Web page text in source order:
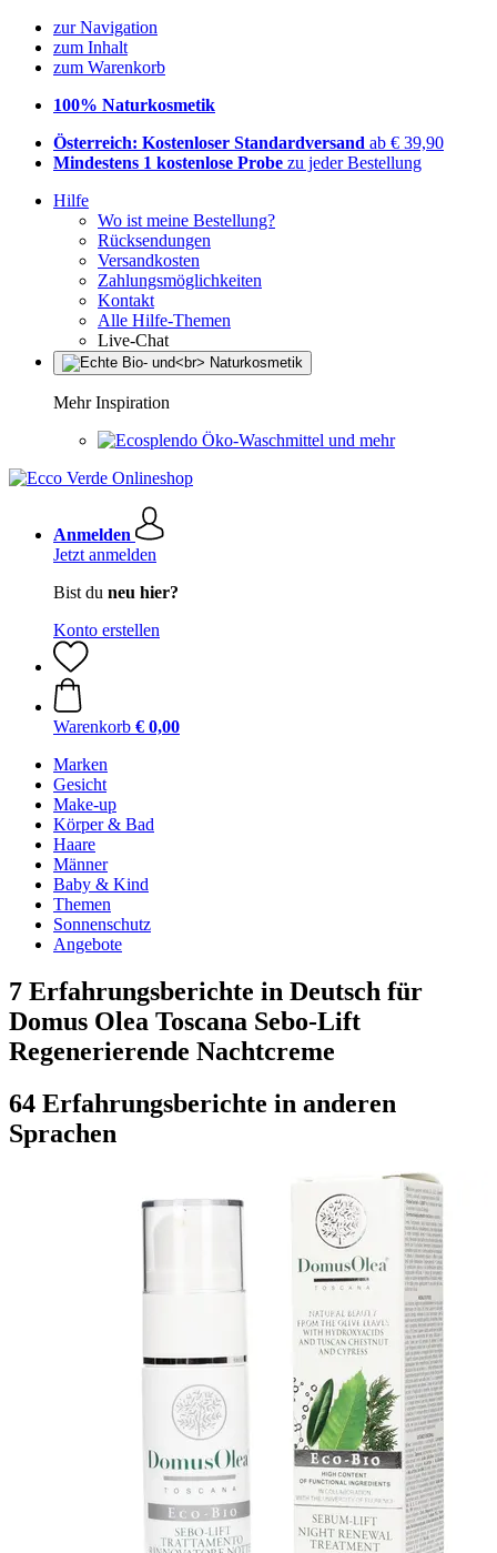
zur Navigation
zum Inhalt
zum Warenkorb
100% Naturkosmetik
Österreich: Kostenloser Standardversand ab € 39,90
Mindestens 1 kostenlose Probe zu jeder Bestellung
Hilfe
Wo ist meine Bestellung?
Rücksendungen
Versandkosten
Zahlungsmöglichkeiten
Kontakt
Alle Hilfe-Themen
Live-Chat
Mehr Inspiration
Öko-Waschmittel und mehr
Anmelden
Jetzt anmelden
Bist du neu hier?
Konto erstellen
Warenkorb € 0,00
Marken
Gesicht
Make-up
Körper & Bad
Haare
Männer
Baby & Kind
Themen
Sonnenschutz
Angebote
7 Erfahrungsberichte in Deutsch für
Domus Olea Toscana Sebo-Lift
Regenerierende Nachtcreme
64 Erfahrungsberichte in anderen
Sprachen